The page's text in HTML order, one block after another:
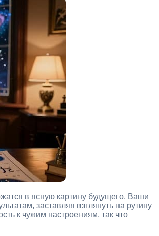
в ясную картину будущего. Ваши
заставляя взглянуть на рутину
к чужим настроениям, так что